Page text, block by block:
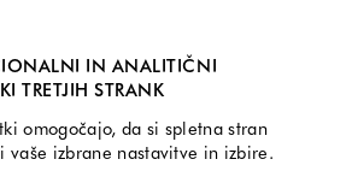
IN ANALITIČNI
TRETJIH STRANK
omogočajo, da si spletna stran
vaše izbrane nastavitve in izbire.